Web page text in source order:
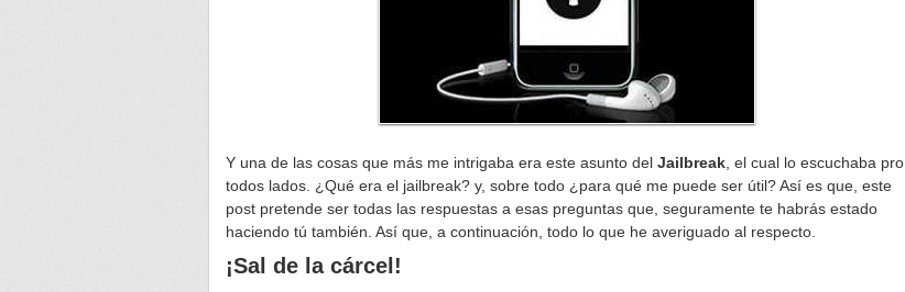
Y una de las cosas que más me intrigaba era este asunto del Jailbreak, el cual lo escuchaba pro
todos lados. ¿Qué era el jailbreak? y, sobre todo ¿para qué me puede ser útil? Así es que, este
post pretende ser todas las respuestas a esas preguntas que, seguramente te habrás estado
haciendo tú también. Así que, a continuación, todo lo que he averiguado al respecto.
¡Sal de la cárcel!